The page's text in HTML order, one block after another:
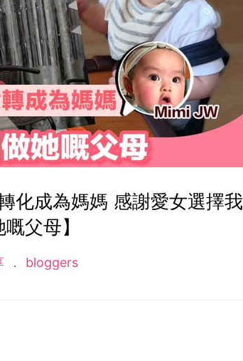
化成為媽媽 感謝愛女選擇我
父母】
bloggers